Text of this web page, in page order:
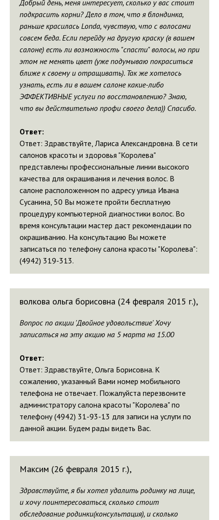
Добрый день, меня интересует, сколько у вас стоит
подкрасить корни? Дело в том, что я блондинка,
раньше красилась Londa, чувствую, что с волосами
совсем беда. Если перейду на другую краску (в вашем
салоне) есть ли возможность "спасти" волосы, но при
этом не менять цвет (уже подумываю покраситься
ближе к своему и отращивать). Так же хотелось
узнать, есть ли в вашем салоне какие-либо
ЭФФЕКТИВНЫЕ услуги по восстановлению? Знаю,
что вы действительно профи своего дела)) Спасибо.
Ответ:
Ответ: Здравствуйте, Лариса Александровна. В сети
салонов красоты и здоровья "Королева"
представлены профессиональные линии высокого
качества для окрашивания и лечения волос. В
салоне расположенном по адресу улица Ивана
Сусанина, 50 Вы можете пройти бесплатную
процедуру компьютерной диагностики волос. Во
время консультации мастер даст рекомендации по
окрашиванию. На консультацию Вы можете
записаться по телефону салона красоты "Королева":
(4942) 319-313.
волкова ольга борисовна (24 февраля 2015 г.),
Вопрос по акции 'Двойное удовольствие' Хочу
записаться на эту акцию на 5 марта на 15.00
Ответ:
Ответ: Здравствуйте, Ольга Борисовна. К
сожалению, указанный Вами номер мобильного
телефона не отвечает. Пожалуйста перезвоните
администратору салона красоты "Королева" по
телефону (4942) 31-93-13 для записи на услуги по
данной акции. Будем рады видеть Вас.
Максим (26 февраля 2015 г.),
Здравствуйте, я бы хотел удалить родинку на лице,
и хочу поинтересоваться, сколько стоит
обследование родинки(консультация), и сколько